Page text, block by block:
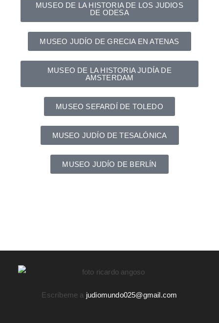
MUSEO DE LA HISTORIA DE LOS JUDIOS
DE ODESA
MUSEO JUDÍO DE GRECIA EN ATENAS
MUSEO DE LA HISTORIA JUDÍA DE
AMSTERDAM
MUSEO SEFARDÍ DE TOLEDO
MUSEO JUDÍO DE TESALÓNICA
MUSEO JUDÍO DE BERLÍN
Escríbeme a judiomundo025@gmail.com